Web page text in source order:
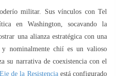
militar. Sus vínculos con Tel
en Washington, socavando la
una alianza estratégica con una
y nominalmente chií es un valioso
su narrativa de coexistencia con el
Eje de la Resistenciaestá configurado